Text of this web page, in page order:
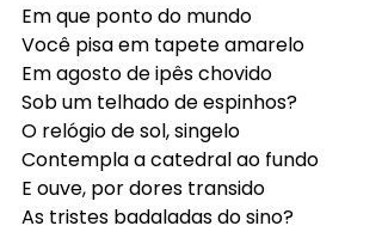
Em que ponto do mundo
Você pisa em tapete amarelo
Em agosto de ipês chovido
Sob um telhado de espinhos?
O relógio de sol, singelo
Contempla a catedral ao fundo
E ouve, por dores transido
As tristes badaladas do sino?